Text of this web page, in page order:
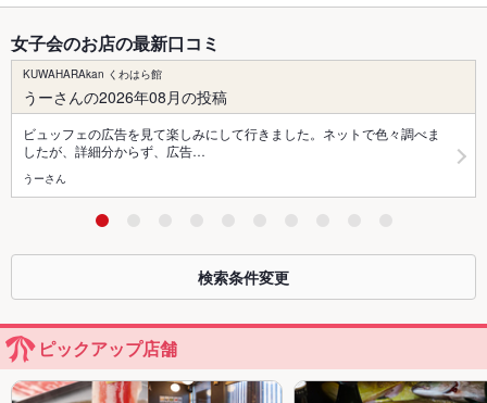
女子会のお店の最新口コミ
KUWAHARAkan くわはら館
うーさんの2026年08月の投稿
ビュッフェの広告を見て楽しみにして行きました。ネットで色々調べま
したが、詳細分からず、広告…
うーさん
検索条件変更
ピックアップ店舗